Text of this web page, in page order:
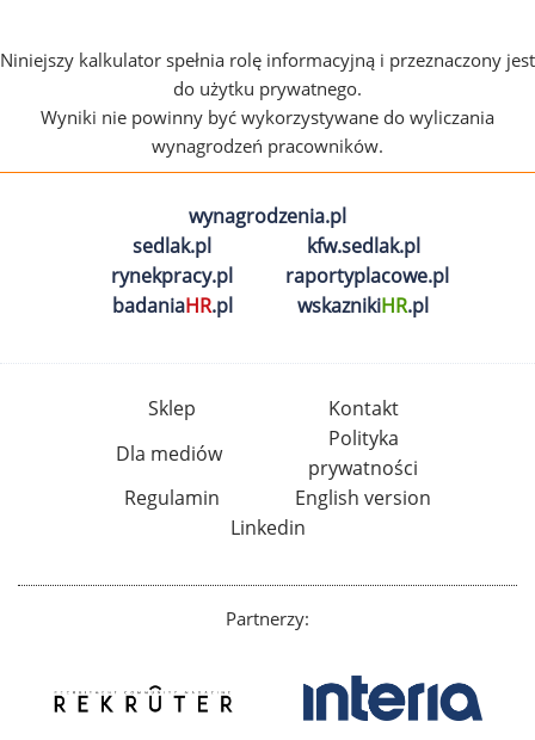
Niniejszy kalkulator spełnia rolę informacyjną i przeznaczony jest
do użytku prywatnego.
Wyniki nie powinny być wykorzystywane do wyliczania
wynagrodzeń pracowników.
wynagrodzenia.pl
sedlak.pl
kfw.sedlak.pl
rynekpracy.pl
raportyplacowe.pl
badaniaHR.pl wskaznikiHR.pl
Sklep
Kontakt
Dla mediów
Polityka
prywatności
Regulamin
English version
Linkedin
Partnerzy: